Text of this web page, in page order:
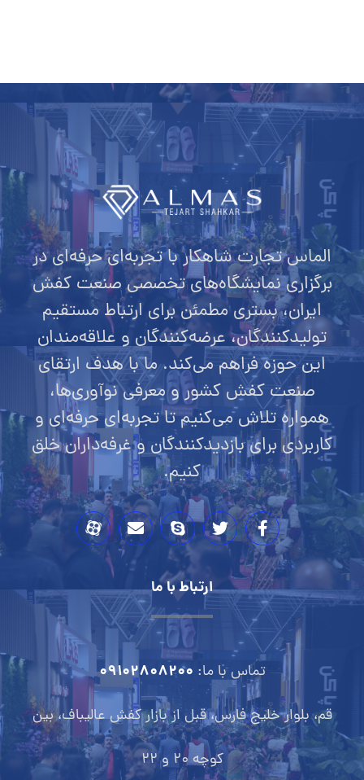
الماس تجارت شاهکار با تجربه‌ای حرفه‌ای در
برگزاری نمایشگاه‌های تخصصی صنعت کفش
ایران، بستری مطمئن برای ارتباط مستقیم
تولیدکنندگان، عرضه‌کنندگان و علاقه‌مندان
این حوزه فراهم می‌کند. ما با هدف ارتقای
صنعت کفش کشور و معرفی نوآوری‌ها،
همواره تلاش می‌کنیم تا تجربه‌ای حرفه‌ای و
کاربردی برای بازدیدکنندگان و غرفه‌داران خلق
کنیم.
ارتباط با ما
تماس با ما: 09102808200
قم، بلوار خلیج فارس، قبل از بازار کفش عالیباف، بین
کوچه 20 و 22